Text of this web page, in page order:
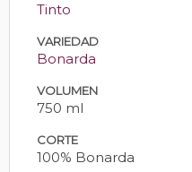
Tinto
VARIEDAD
Bonarda
VOLUMEN
750 ml
CORTE
100% Bonarda